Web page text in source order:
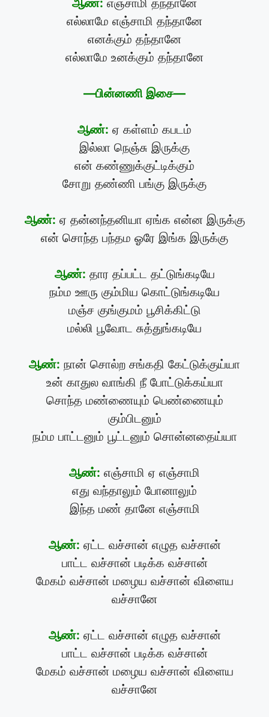
ஆண்: எஞ்சாமி தந்தானே
எல்லாமே எஞ்சாமி தந்தானே
எனக்கும் தந்தானே
எல்லாமே உனக்கும் தந்தானே
—பின்னணி இசை—
ஆண்: ஏ கள்ளம் கபடம்
இல்லா நெஞ்சு இருக்கு
என் கண்ணுக்குட்டிக்கும்
சோறு தண்ணி பங்கு இருக்கு
ஆண்: ஏ தன்னந்தனியா ஏங்க என்ன இருக்கு
என் சொந்த பந்தம ஓரே இங்க இருக்கு
ஆண்: தார தப்பட்ட தட்டுங்கடியே
நம்ம ஊரு கும்மிய கொட்டுங்கடியே
மஞ்ச குங்குமம் பூசிக்கிட்டு
மல்லி பூவோட சுத்துங்கடியே
ஆண்: நான் சொல்ற சங்கதி கேட்டுக்குய்யா
உன் காதுல வாங்கி நீ போட்டுக்கய்யா
சொந்த மண்ணையும் பெண்ணையும்
கும்பிடனும்
நம்ம பாட்டனும் பூட்டனும் சொன்னதைய்யா
ஆண்: எஞ்சாமி ஏ எஞ்சாமி
எது வந்தாலும் போனாலும்
இந்த மண் தானே எஞ்சாமி
ஆண்: ஏட்ட வச்சான் எழுத வச்சான்
பாட்ட வச்சான் படிக்க வச்சான்
மேகம் வச்சான் மழைய வச்சான் விளைய
வச்சானே
ஆண்: ஏட்ட வச்சான் எழுத வச்சான்
பாட்ட வச்சான் படிக்க வச்சான்
மேகம் வச்சான் மழைய வச்சான் விளைய
வச்சானே